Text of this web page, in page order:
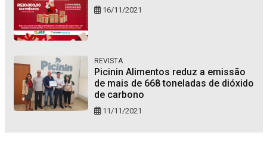
16/11/2021
REVISTA
Picinin Alimentos reduz a emissão
de mais de 668 toneladas de dióxido
de carbono
11/11/2021